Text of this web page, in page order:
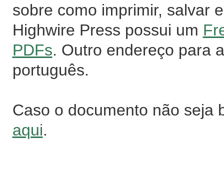
sobre como imprimir, salvar
Highwire Press possui um
PDFs. Outro endereço para
português.
Caso o documento não seja
aqui.